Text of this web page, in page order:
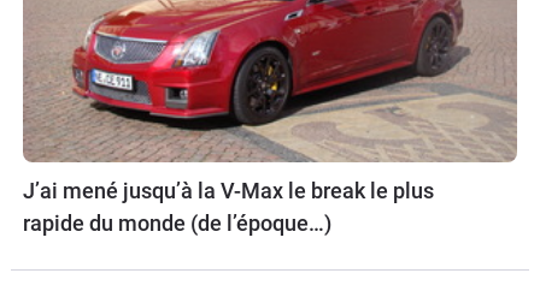
J’ai mené jusqu’à la V-Max le break le plus
rapide du monde (de l’époque…)